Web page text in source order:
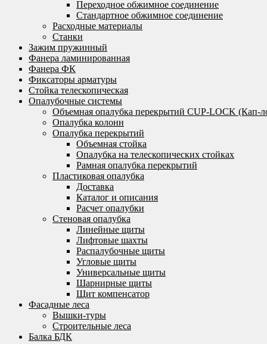
Переходное обжимное соединение
Стандартное обжимное соединение
Расходные материалы
Станки
Зажим пружинный
Фанера ламинированная
Фанера ФК
Фиксаторы арматуры
Стойка телескопическая
Опалубочные системы
Объемная опалубка перекрытий CUP-LOCK (Кап-
Опалубка колонн
Опалубка перекрытий
Объемная стойка
Опалубка на телескопических стойках
Рамная опалубка перекрытий
Пластиковая опалубка
Доставка
Каталог и описания
Расчет опалубки
Стеновая опалубка
Линейные щиты
Лифтовые шахты
Распалубочные щиты
Угловые щиты
Универсальные щиты
Шарнирные щиты
Щит компенсатор
Фасадные леса
Вышки-туры
Строительные леса
Балка БДК